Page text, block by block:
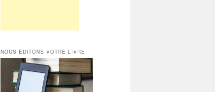
NOUS ÉDITONS VOTRE LIVRE